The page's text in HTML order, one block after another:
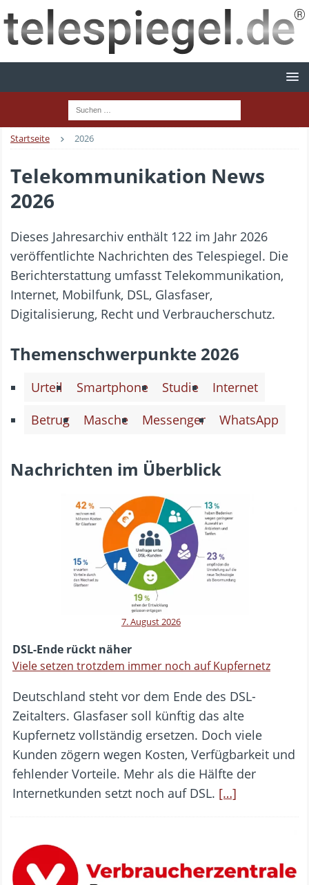
Startseite 2026
Telekommunikation News
2026
Dieses Jahresarchiv enthält 122 im Jahr 2026
veröffentlichte Nachrichten des Telespiegel. Die
Berichterstattung umfasst Telekommunikation,
Internet, Mobilfunk, DSL, Glasfaser,
Digitalisierung, Recht und Verbraucherschutz.
Themenschwerpunkte 2026
Urteil Smartphone Studie
Internet
Betrug
Masche Messenger WhatsApp
Nachrichten im Überblick
7. August 2026
DSL-Ende rückt näher
Viele setzen trotzdem immer noch auf Kupfernetz
Deutschland steht vor dem Ende des DSL-
Zeitalters. Glasfaser soll künftig das alte
Kupfernetz vollständig ersetzen. Doch viele
Kunden zögern wegen Kosten, Verfügbarkeit und
fehlender Vorteile. Mehr als die Hälfte der
Internetkunden setzt noch auf DSL. […]